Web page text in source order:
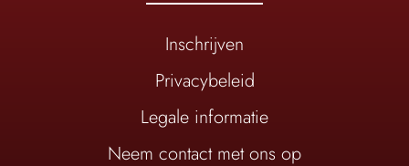
Inschrijven
Privacybeleid
Legale informatie
Neem contact met ons op